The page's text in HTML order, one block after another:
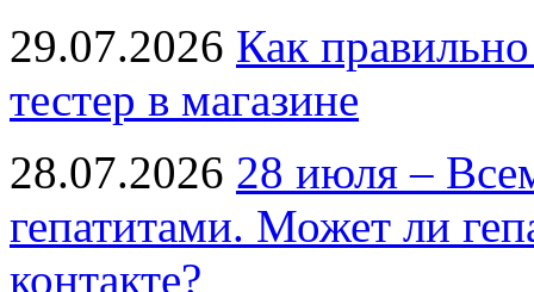
29.07.2026 Как
тестер в магазине
28.07.2026 28 июля –
гепатитами. Может ли
контакте?